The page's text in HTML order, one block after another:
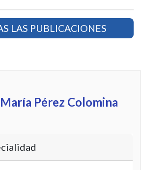
LAS PUBLICACIONES
Pérez Colomina